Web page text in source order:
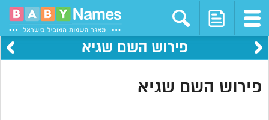
פירוש השם שגיא
פירוש השם שגיא